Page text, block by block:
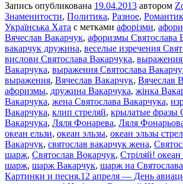
Запись опубликована 19.04.2013 автором
Знаменитости, Политика, Разное,
Українська Хата с метками афорізми,
Вячеслав Вакарчук, афоризмы Святослава
вакарчук дружина, веселые изречения
вислови Святослава Вакарчука, выражения
Вакарчука, выражения Святослава
выражения, Вячеслав Вакарчук, Вячеслав
афоризмы, дружина Вакарчука, жінка
Вакарчука, жена Святослава Вакарчука,
Вакарчука, клип стреляй, крылатые фразы
Вакарчука, Ляля Фонарева, Ляля
океан ельзи, океан эльзы, океан эльзы
Вакарчук, святослав вакарчук жена,
шарж, Святослав Вокарчук, Стріляй! океан
шарж, шарж Вакарчук, шарж на
Картинки и песня.12 апреля — День